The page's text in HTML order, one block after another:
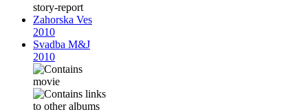
Zahorska Ves
2010
Svadba M&J
2010